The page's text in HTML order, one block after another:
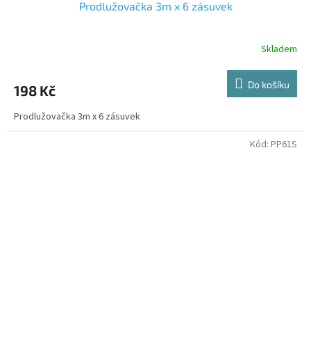
Prodlužovačka 3m x 6 zásuvek
Skladem
198 Kč Do košíku
Prodlužovačka 3m x 6 zásuvek
Kód: PP61S